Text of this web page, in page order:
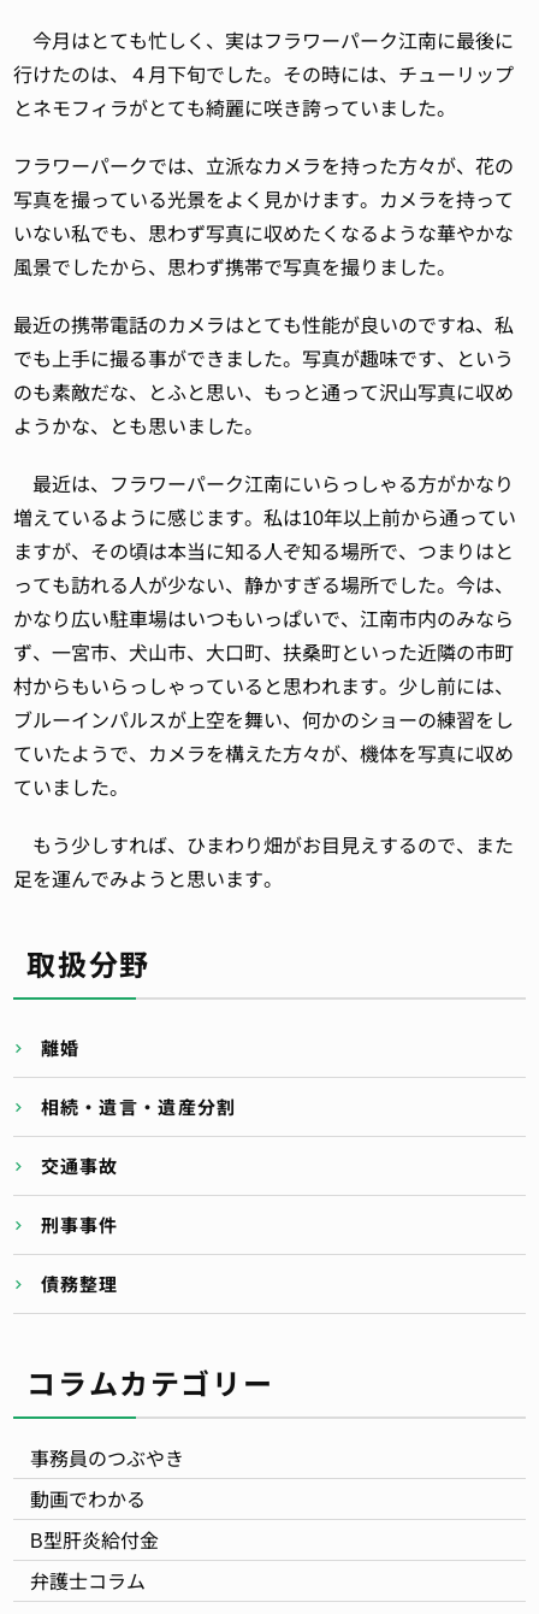
今月はとても忙しく、実はフラワーパーク江南に最後に
行けたのは、４月下旬でした。その時には、チューリップ
とネモフィラがとても綺麗に咲き誇っていました。
フラワーパークでは、立派なカメラを持った方々が、花の
写真を撮っている光景をよく見かけます。カメラを持って
いない私でも、思わず写真に収めたくなるような華やかな
風景でしたから、思わず携帯で写真を撮りました。
最近の携帯電話のカメラはとても性能が良いのですね、私
でも上手に撮る事ができました。写真が趣味です、という
のも素敵だな、とふと思い、もっと通って沢山写真に収め
ようかな、とも思いました。
最近は、フラワーパーク江南にいらっしゃる方がかなり
増えているように感じます。私は10年以上前から通ってい
ますが、その頃は本当に知る人ぞ知る場所で、つまりはと
っても訪れる人が少ない、静かすぎる場所でした。今は、
かなり広い駐車場はいつもいっぱいで、江南市内のみなら
ず、一宮市、犬山市、大口町、扶桑町といった近隣の市町
村からもいらっしゃっていると思われます。少し前には、
ブルーインパルスが上空を舞い、何かのショーの練習をし
ていたようで、カメラを構えた方々が、機体を写真に収め
ていました。
もう少しすれば、ひまわり畑がお目見えするので、また
足を運んでみようと思います。
取扱分野
離婚
相続・遺言・遺産分割
交通事故
刑事事件
債務整理
コラムカテゴリー
事務員のつぶやき
動画でわかる
B型肝炎給付金
弁護士コラム